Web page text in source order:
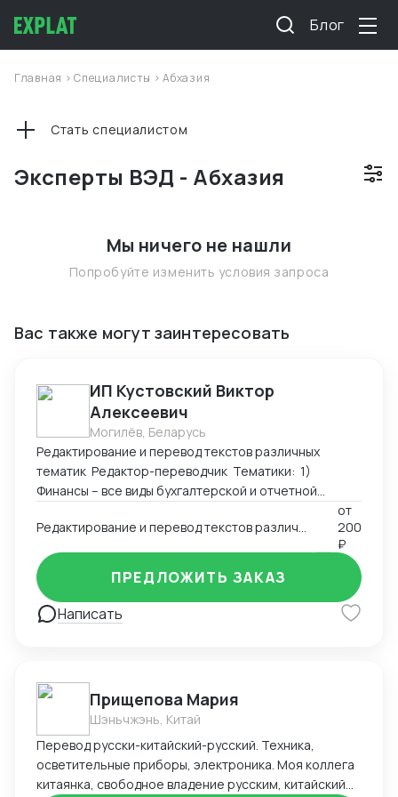
Блог
Главная >Специалисты >Абхазия
Эксперты ВЭД - Абхазия
Стать специалистом
Мы ничего не нашли
Попробуйте изменить условия запроса
Вас также могут заинтересовать
ИП Кустовский Виктор
Алексеевич
Могилёв, Беларусь
Редактирование и перевод текстов различных
тематик Редактор-переводчик Тематики: 1)
Финансы – все виды бухгалтерской и отчетной
прогнозы экономического развития, аналитические
исследования, системы управления рисками,
математические модели прогнозирования в
краткосрочной и долгосрочной перспективе.
Значительный опыт работы с агентствами
переводов, сотрудничающими с Центральным
финансовой документации. Участие в нескольких
проектах по локализации банковского
программного обеспечения (онлайн-системы
аналитики и системы Клиент-Банк). 2)
Юриспруденция – учредительные документы
(уставы, учредительные договоры), контракты,
Редактирование и перевод текстов различных тематик (английский-русский; русский-английский)
от
200
₽
Написать
ПРЕДЛОЖИТЬ ЗАКАЗ
Прищепова Мария
Шэньчжэнь, Китай
Перевод русски-китайский-русский. Техника,
осветительные приборы, электроника. Моя коллега
китаянка, свободное владение русским, китайский